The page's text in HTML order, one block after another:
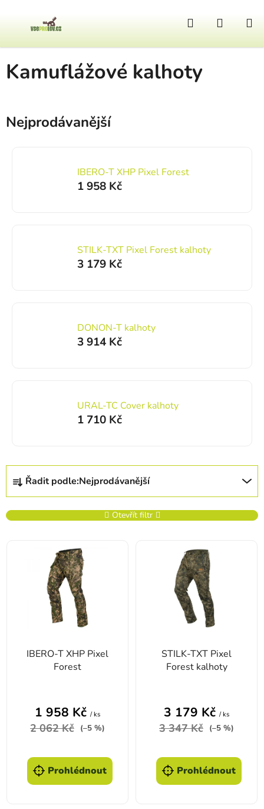
Hledat
Domů
Kamuflážové kalhoty
Nejprodávanější
IBERO-T XHP Pixel Forest
1 958 Kč
STILK-TXT Pixel Forest kalhoty
3 179 Kč
DONON-T kalhoty
3 914 Kč
URAL-TC Cover kalhoty
1 710 Kč
Řazení produktů
Řadit podle:Nejprodávanější
Otevřít filtr
IBERO-T XHP Pixel
Forest
1 958 Kč / ks
2 062 Kč (–5 %)
Prohlédnout
STILK-TXT Pixel
Forest kalhoty
3 179 Kč / ks
3 347 Kč (–5 %)
Prohlédnout